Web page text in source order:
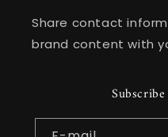
Share contact
brand content with